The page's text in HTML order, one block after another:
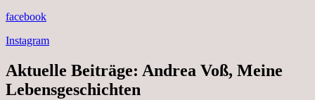
facebook
Instagram
Aktuelle Beiträge: Andrea Voß, Meine
Lebensgeschichten